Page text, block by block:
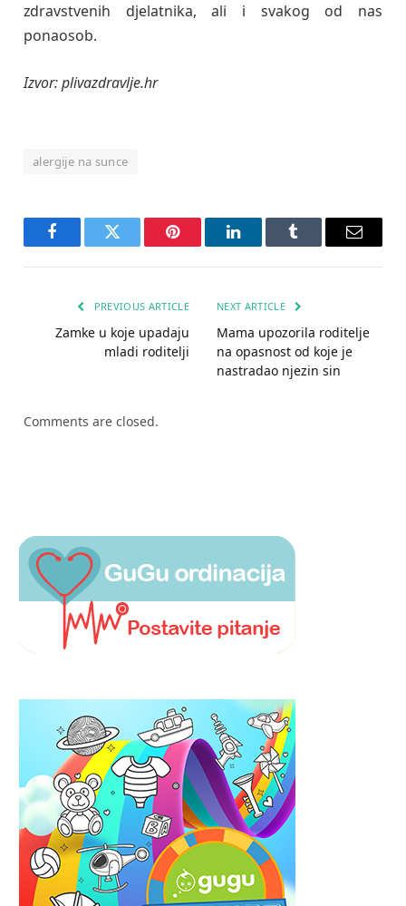
zdravstvenih djelatnika, ali i svakog od nas
ponaosob.
Izvor: plivazdravlje.hr
alergije na sunce
FacebookTwitter Pinterest LinkedInTumblr Email
PREVIOUS ARTICLE
Zamke u koje upadaju
mladi roditelji
NEXT ARTICLE
Mama upozorila roditelje
na opasnost od koje je
nastradao njezin sin
Comments are closed.